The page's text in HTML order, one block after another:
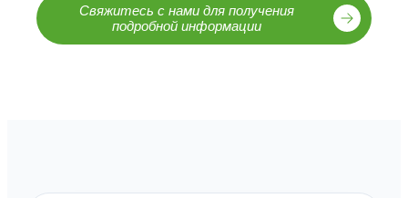
Свяжитесь с нами для получения
подробной информации